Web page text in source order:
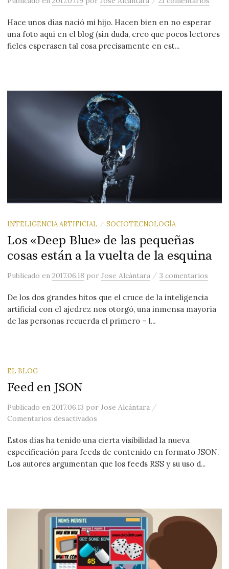
Hace unos días nació mi hijo. Hacen bien en no esperar
una foto aquí en el blog (sin duda, creo que pocos lectores
fieles esperasen tal cosa precisamente en est...
INTELIGENCIA ARTIFICIAL / SOCIOTECNOLOGÍA
Los «Deep Blue» de las pequeñas
cosas están a la vuelta de la esquina
Publicadoen2017.06.18 porJose Alcántara /3 comentarios
De los dos grandes hitos que el cruce de la inteligencia
artificial con el ajedrez nos otorgó, una inmensa mayoría
de las personas recuerda el primero – l...
EL BLOG
Feed en JSON
Publicadoen2017.06.13 porJose Alcántara /
Comentarios desactivados
Estos días ha tenido una cierta visibilidad la nueva
especificación para feeds de contenido en formato JSON.
Los autores argumentan que los feeds RSS y su uso d...